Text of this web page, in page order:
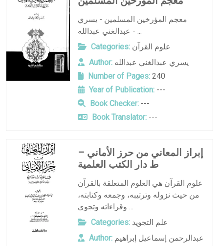
معجم المؤرخين المسلمين - يسري
عبدالغني عبدالله - ...
Categories: علوم القرآن
Author: يسري عبدالغني عبدالله
Number of Pages:240
Year of Publication:---
Book Checker:---
Book Translator:---
إبراز المعاني من حرز الأماني –
ط دار الكتب العلمية
علوم القرآن هي العلوم المتعلقة بالقرآن
من حيث نزوله وترتيبه، وجمعه وكتابته،
وقراءاته وتجوي ...
Categories: علم التجويد
Author: عبدالرحمن إسماعيل إبراهيم